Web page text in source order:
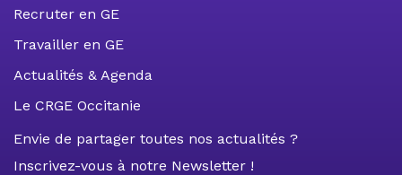
Recruter en GE
Travailler en GE
Actualités & Agenda
Le CRGE Occitanie
Envie de partager toutes nos actualités ?
Inscrivez-vous à notre Newsletter !